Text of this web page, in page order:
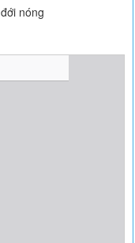
nóng